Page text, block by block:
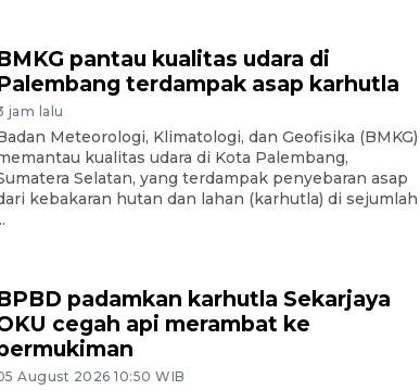
pantau kualitas udara di
terdampak asap karhutla
jam lalu
Meteorologi, Klimatologi, dan Geofisika (BMKG)
kualitas udara di Kota Palembang,
Selatan, yang terdampak penyebaran asap
kebakaran hutan dan lahan (karhutla) di sejumlah
padamkan karhutla Sekarjaya
cegah api merambat ke
August 2026 10:50 WIB